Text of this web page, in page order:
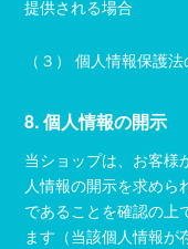
提供される場合
（３） 個人情報保護
8. 個人情報の開示
当ショップは、お客様
人情報の開示を求めら
であることを確認の上
ます（当該個人情報が